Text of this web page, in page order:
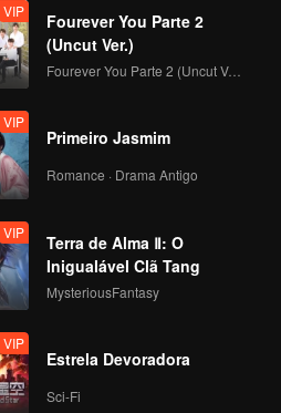
VIP
Fourever You Parte 2
(Uncut Ver.)
Fourever You Parte 2 (Uncut Ver.)
VIP
Primeiro Jasmim
Romance · Drama Antigo
VIP
Terra de Alma Ⅱ: O
Inigualável Clã Tang
MysteriousFantasy
VIP
Estrela Devoradora
Sci-Fi